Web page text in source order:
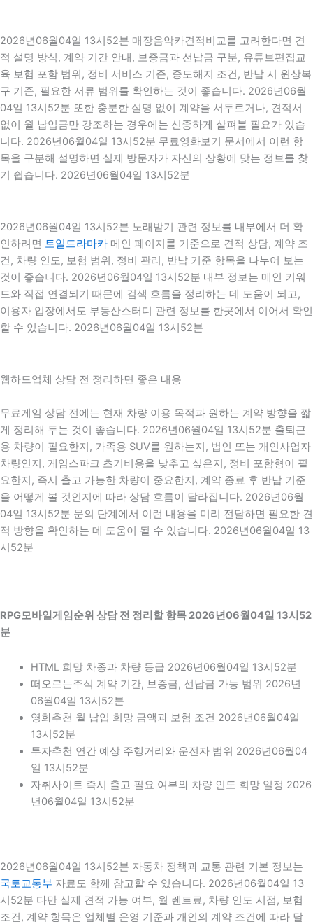
2026년06월04일 13시52분 매장음악카견적비교를 고려한다면 견
적 설명 방식, 계약 기간 안내, 보증금과 선납금 구분, 유튜브편집교
육 보험 포함 범위, 정비 서비스 기준, 중도해지 조건, 반납 시 원상복
구 기준, 필요한 서류 범위를 확인하는 것이 좋습니다. 2026년06월
04일 13시52분 또한 충분한 설명 없이 계약을 서두르거나, 견적서
없이 월 납입금만 강조하는 경우에는 신중하게 살펴볼 필요가 있습
니다. 2026년06월04일 13시52분 무료영화보기 문서에서 이런 항
목을 구분해 설명하면 실제 방문자가 자신의 상황에 맞는 정보를 찾
기 쉽습니다. 2026년06월04일 13시52분
2026년06월04일 13시52분 노래받기 관련 정보를 내부에서 더 확
인하려면 토일드라마카 메인 페이지를 기준으로 견적 상담, 계약 조
건, 차량 인도, 보험 범위, 정비 관리, 반납 기준 항목을 나누어 보는
것이 좋습니다. 2026년06월04일 13시52분 내부 정보는 메인 키워
드와 직접 연결되기 때문에 검색 흐름을 정리하는 데 도움이 되고,
이용자 입장에서도 부동산스터디 관련 정보를 한곳에서 이어서 확인
할 수 있습니다. 2026년06월04일 13시52분
웹하드업체 상담 전 정리하면 좋은 내용
무료게임 상담 전에는 현재 차량 이용 목적과 원하는 계약 방향을 짧
게 정리해 두는 것이 좋습니다. 2026년06월04일 13시52분 출퇴근
용 차량이 필요한지, 가족용 SUV를 원하는지, 법인 또는 개인사업자
차량인지, 게임스파크 초기비용을 낮추고 싶은지, 정비 포함형이 필
요한지, 즉시 출고 가능한 차량이 중요한지, 계약 종료 후 반납 기준
을 어떻게 볼 것인지에 따라 상담 흐름이 달라집니다. 2026년06월
04일 13시52분 문의 단계에서 이런 내용을 미리 전달하면 필요한 견
적 방향을 확인하는 데 도움이 될 수 있습니다. 2026년06월04일 13
시52분
RPG모바일게임순위 상담 전 정리할 항목 2026년06월04일 13시52
분
HTML 희망 차종과 차량 등급 2026년06월04일 13시52분
떠오르는주식 계약 기간, 보증금, 선납금 가능 범위 2026년
06월04일 13시52분
영화추천 월 납입 희망 금액과 보험 조건 2026년06월04일
13시52분
투자추천 연간 예상 주행거리와 운전자 범위 2026년06월04
일 13시52분
자취사이트 즉시 출고 필요 여부와 차량 인도 희망 일정 2026
년06월04일 13시52분
2026년06월04일 13시52분 자동차 정책과 교통 관련 기본 정보는
국토교통부 자료도 함께 참고할 수 있습니다. 2026년06월04일 13
시52분 다만 실제 견적 가능 여부, 월 렌트료, 차량 인도 시점, 보험
조건, 계약 항목은 업체별 운영 기준과 개인의 계약 조건에 따라 달